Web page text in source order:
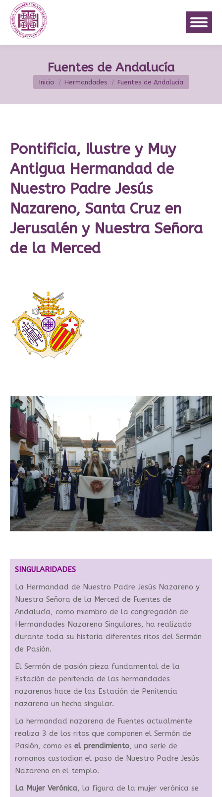
Fuentes de Andalucía
Estás aquí:
Inicio Hermandades Fuentes de Andalucía
Pontificia, Ilustre y Muy
Antigua Hermandad de
Nuestro Padre Jesús
Nazareno, Santa Cruz en
Jerusalén y Nuestra Señora
de la Merced
SINGULARIDADES
La Hermandad de Nuestro Padre Jesús Nazareno y
Nuestra Señora de la Merced de Fuentes de
Andalucía, como miembro de la congregación de
Hermandades Nazarena Singulares, ha realizado
durante toda su historia diferentes ritos del Sermón
de Pasión.
El Sermón de pasión pieza fundamental de la
Estación de penitencia de las hermandades
nazarenas hace de las Estación de Penitencia
nazarena un hecho singular.
La hermandad nazarena de Fuentes actualmente
realiza 3 de los ritos que componen el Sermón de
Pasión, como es el prendimiento, una serie de
romanos custodian el paso de Nuestro Padre Jesús
Nazareno en el templo.
La Mujer Verónica, la figura de la mujer verónica se